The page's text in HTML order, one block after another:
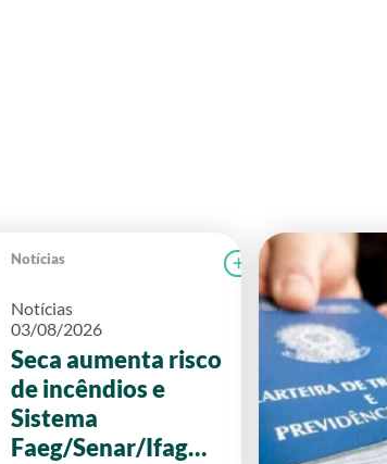
Notícias
Notícias
03/08/2026
Seca aumenta risco
de incêndios e
Sistema
Faeg/Senar/Ifag
Ler notícia FAEG